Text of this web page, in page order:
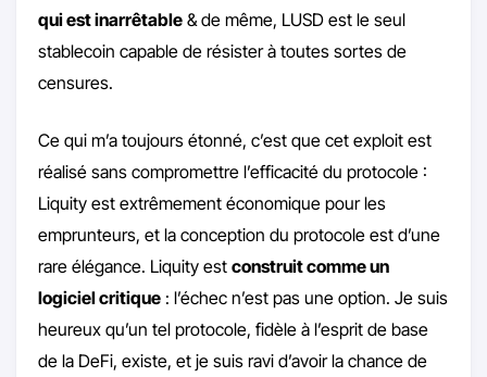
qui est inarrêtable & de même, LUSD est le seul
stablecoin capable de résister à toutes sortes de
censures.
Ce qui m’a toujours étonné, c’est que cet exploit est
réalisé sans compromettre l’efficacité du protocole :
Liquity est extrêmement économique pour les
emprunteurs, et la conception du protocole est d’une
rare élégance. Liquity est construit comme un
logiciel critique : l’échec n’est pas une option. Je suis
heureux qu’un tel protocole, fidèle à l’esprit de base
de la DeFi, existe, et je suis ravi d’avoir la chance de